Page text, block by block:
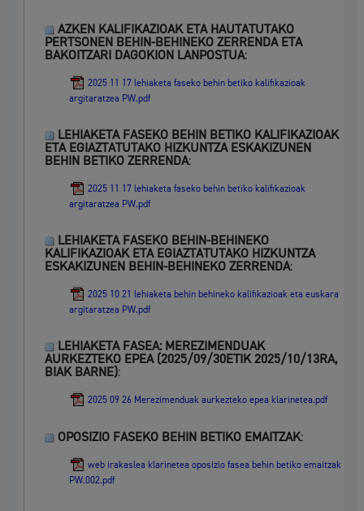
AZKEN KALIFIKAZIOAK ETA HAUTATUTAKO
PERTSONEN BEHIN-BEHINEKO ZERRENDA ETA
BAKOITZARI DAGOKION LANPOSTUA:
2025 11 17 lehiaketa faseko behin betiko kalifikazioak
argitaratzea PW.pdf
LEHIAKETA FASEKO BEHIN BETIKO KALIFIKAZIOAK
ETA EGIAZTATUTAKO HIZKUNTZA ESKAKIZUNEN
BEHIN BETIKO ZERRENDA:
2025 11 17 lehiaketa faseko behin betiko kalifikazioak
argitaratzea PW.pdf
LEHIAKETA FASEKO BEHIN-BEHINEKO
KALIFIKAZIOAK ETA EGIAZTATUTAKO HIZKUNTZA
ESKAKIZUNEN BEHIN-BEHINEKO ZERRENDA:
2025 10 21 lehiaketa behin behineko kalifikazioak eta euskara
argitaratzea PW.pdf
LEHIAKETA FASEA: MEREZIMENDUAK
AURKEZTEKO EPEA (2025/09/30ETIK 2025/10/13RA,
BIAK BARNE):
2025 09 26 Merezimenduak aurkezteko epea klarinetea.pdf
OPOSIZIO FASEKO BEHIN BETIKO EMAITZAK:
web irakaslea klarinetea oposizio fasea behin betiko emaitzak
PW.002.pdf